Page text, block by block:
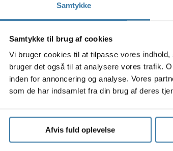
Samtykke
Samtykke til brug af cookies
Vi bruger cookies til at tilpasse vores
bruger det også til at analysere vores trafik.
inden for annoncering og analyse. Vores
som de har indsamlet fra din brug af deres
Afvis fuld oplevelse
Muc-Off 8-1 Bike cleaning kit -
Rengøringssæt til cykler
378,00kr.